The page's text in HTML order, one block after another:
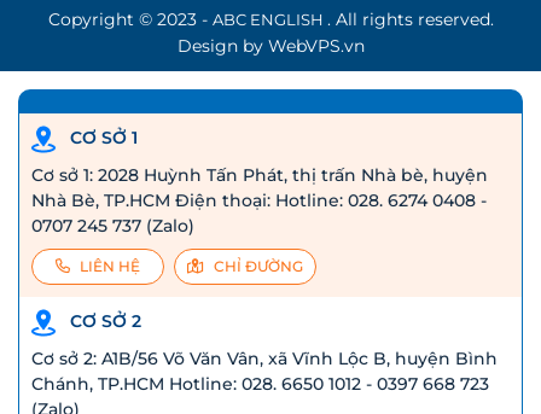
Copyright © 2023 - ABC ENGLISH . All rights reserved.
Design by WebVPS.vn
CƠ SỞ 1
Cơ sở 1: 2028 Huỳnh Tấn Phát, thị trấn Nhà bè, huyện
Nhà Bè, TP.HCM Điện thoại: Hotline: 028. 6274 0408 -
0707 245 737 (Zalo)
LIÊN HỆ CHỈ ĐƯỜNG
CƠ SỞ 2
Cơ sở 2: A1B/56 Võ Văn Vân, xã Vĩnh Lộc B, huyện Bình
Chánh, TP.HCM Hotline: 028. 6650 1012 - 0397 668 723
(Zalo)